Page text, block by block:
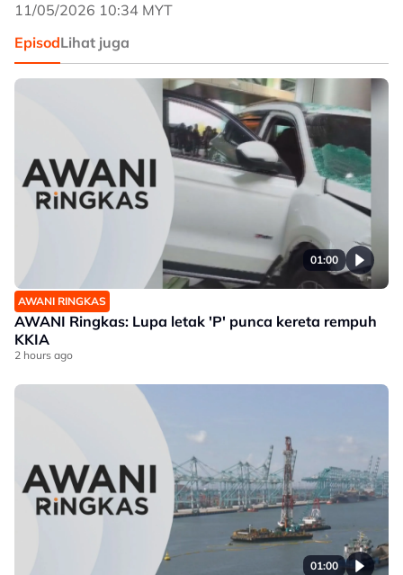
11/05/2026 10:34 MYT
EpisodLihat juga
01:00
AWANI RINGKAS
AWANI Ringkas: Lupa letak 'P' punca kereta rempuh
KKIA
2 hours ago
01:00